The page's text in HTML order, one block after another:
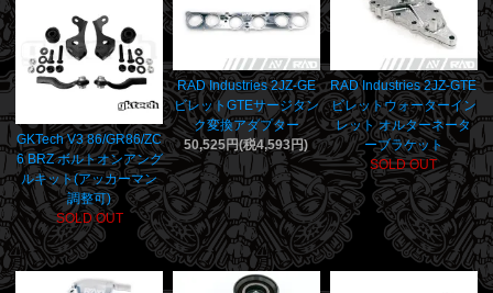
GKTech V3 86/GR86/ZC
6 BRZ ボルトオンアング
ルキット(アッカーマン
調整可)
SOLD OUT
RAD Industries 2JZ-GE
ビレットGTEサージタン
ク変換アダプター
50,525円(税4,593円)
RAD Industries 2JZ-GTE
ビレットウォーターイン
レット オルターネータ
ーブラケット
SOLD OUT